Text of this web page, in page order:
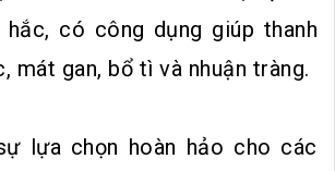
có công dụng giúp thanh
mát gan, bổ tì và nhuận tràng.
lựa chọn hoàn hảo cho các